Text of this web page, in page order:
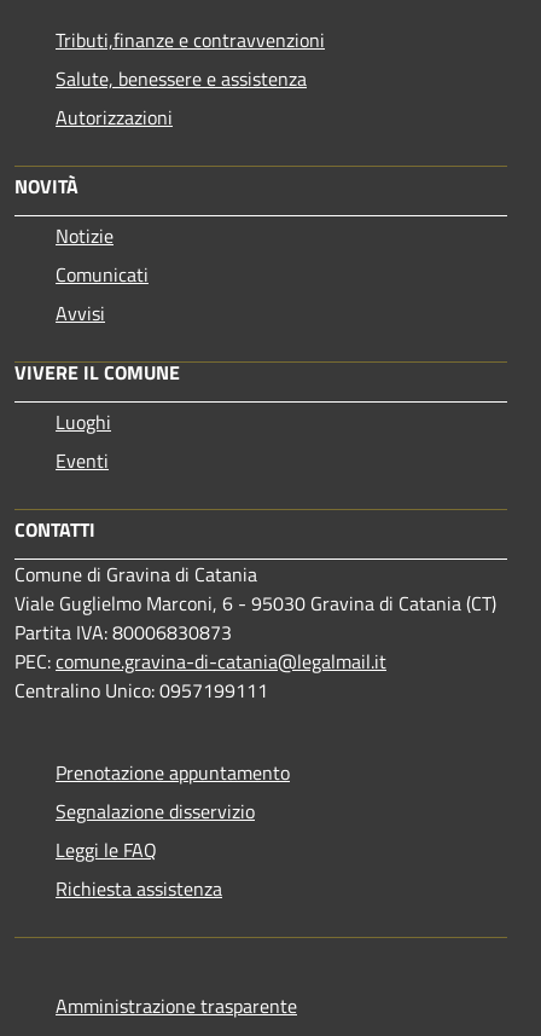
Tributi,finanze e contravvenzioni
Salute, benessere e assistenza
Autorizzazioni
NOVITÀ
Notizie
Comunicati
Avvisi
VIVERE IL COMUNE
Luoghi
Eventi
CONTATTI
Comune di Gravina di Catania
Viale Guglielmo Marconi, 6 - 95030 Gravina di Catania (CT)
Partita IVA: 80006830873
PEC:comune.gravina-di-catania@legalmail.it
Centralino Unico: 0957199111
Prenotazione appuntamento
Segnalazione disservizio
Leggi le FAQ
Richiesta assistenza
Amministrazione trasparente